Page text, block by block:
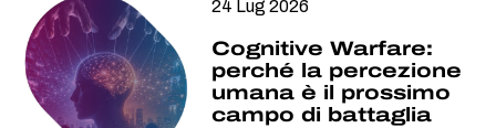
24 Lug 2026
Cognitive Warfare:
perché la percezione
umana è il prossimo
campo di battaglia